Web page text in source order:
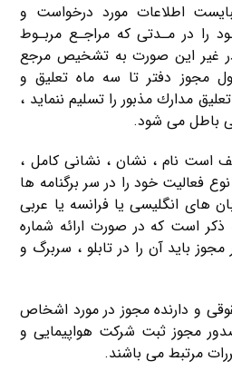
اطلاعات مورد درخواست و
را در مـدتی كه مراجـع مربـوط
غیر این صورت به تشخیص مرجع
مجوز دفتر تا سه ماه تعلیق و
مدارك مذبور را تسلیم ننماید ،
باطل می ‌شود.
است نام ، نشان ، نشانی كامل ،
فعالیت خود را در سر برگنامه ها
های انگلیسی یا فرانسه یا عربی
ذکر است که در صورت ارائه شماره
باید آن را در تابلو ، سربرگ و
و دارنده مجوز در مورد اشخاص
مجوز ثبت شرکت هواپیمایی و
مرتبط می باشند.